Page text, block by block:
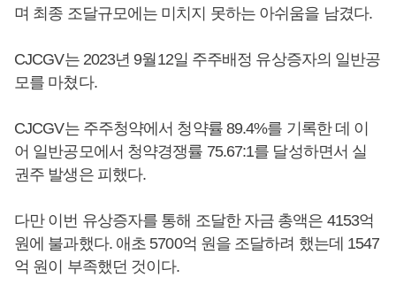
며 최종 조달규모에는 미치지 못하는 아쉬움을 남겼다.
CJCGV는 2023년 9월12일 주주배정 유상증자의 일반공
모를 마쳤다.
CJCGV는 주주청약에서 청약률 89.4%를 기록한 데 이
어 일반공모에서 청약경쟁률 75.67:1를 달성하면서 실
권주 발생은 피했다.
다만 이번 유상증자를 통해 조달한 자금 총액은 4153억
원에 불과했다. 애초 5700억 원을 조달하려 했는데 1547
억 원이 부족했던 것이다.